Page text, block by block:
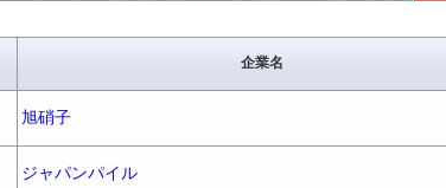
企業名
旭硝子
ジャパンパイル